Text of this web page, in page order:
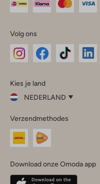
Volg ons
InstagramFacebook
Kies je land
NEDERLAND
je
land
Nederland
Belgique(Français)
Verzendmethodes
Download onze Omoda app